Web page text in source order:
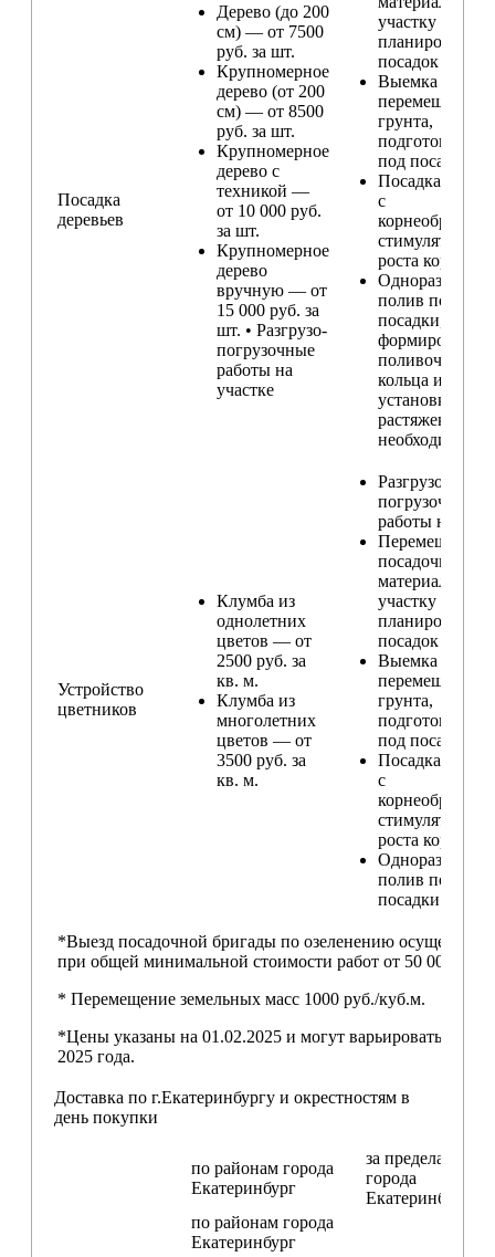
Посадка
деревьев
Дерево (до 200
см) — от 7500
руб. за шт.
Крупномерное
дерево (от 200
см) — от 8500
руб. за шт.
Крупномерное
дерево с
техникой —
от 10 000 руб.
за шт.
Крупномерное
дерево
вручную — от
15 000 руб. за
шт. • Разгрузо-
погрузочные
работы на
участке
участку и
планирование
посадок
Выемка и
перемещение
грунта,
подготовка
под посадку
Посадка
с
стимулятором
роста корней
Одноразовый
полив после
посадки,
формирование
поливочного
кольца и
установка
растяжек (при
Устройство
цветников
Клумба из
однолетних
цветов — от
2500 руб. за
кв. м.
Клумба из
многолетних
цветов — от
3500 руб. за
кв. м.
Разгрузо-
погрузочные
работы на
Перемещение
посадочного
материала по
участку и
планирование
посадок
Выемка и
перемещение
грунта,
подготовка
под посадку
Посадка
с
стимулятором
роста корней
Одноразовый
полив после
посадки
*Выезд посадочной бригады по озеленению
при общей минимальной стоимости работ от 50 000,00
* Перемещение земельных масс 1000 руб./куб.м.
*Цены указаны на 01.02.2025 и могут варьироваться
2025 года.
Доставка по г.Екатеринбургу и окрестностям в
день покупки
по районам города
Екатеринбург
за пределами
города
Екатеринбург
по районам города
Екатеринбург